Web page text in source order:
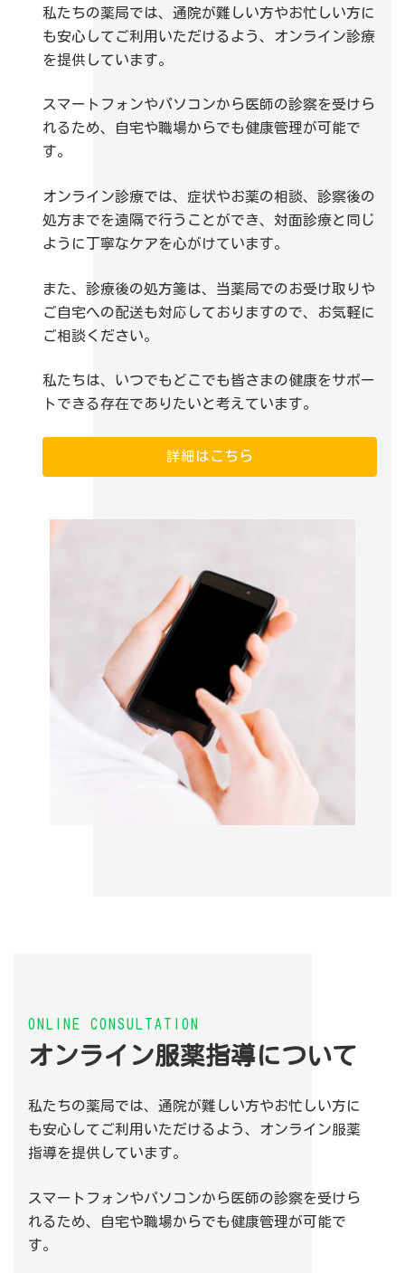
私たちの薬局では、通院が難しい方やお忙しい方に
も安心してご利用いただけるよう、オンライン診療
を提供しています。
スマートフォンやパソコンから医師の診察を受けら
れるため、自宅や職場からでも健康管理が可能で
す。
オンライン診療では、症状やお薬の相談、診察後の
処方までを遠隔で行うことができ、対面診療と同じ
ように丁寧なケアを心がけています。
また、診療後の処方箋は、当薬局でのお受け取りや
ご自宅への配送も対応しておりますので、お気軽に
ご相談ください。
私たちは、いつでもどこでも皆さまの健康をサポー
トできる存在でありたいと考えています。
詳細はこちら
ONLINE CONSULTATION
オンライン服薬指導について
私たちの薬局では、通院が難しい方やお忙しい方に
も安心してご利用いただけるよう、オンライン服薬
指導を提供しています。
スマートフォンやパソコンから医師の診察を受けら
れるため、自宅や職場からでも健康管理が可能で
す。